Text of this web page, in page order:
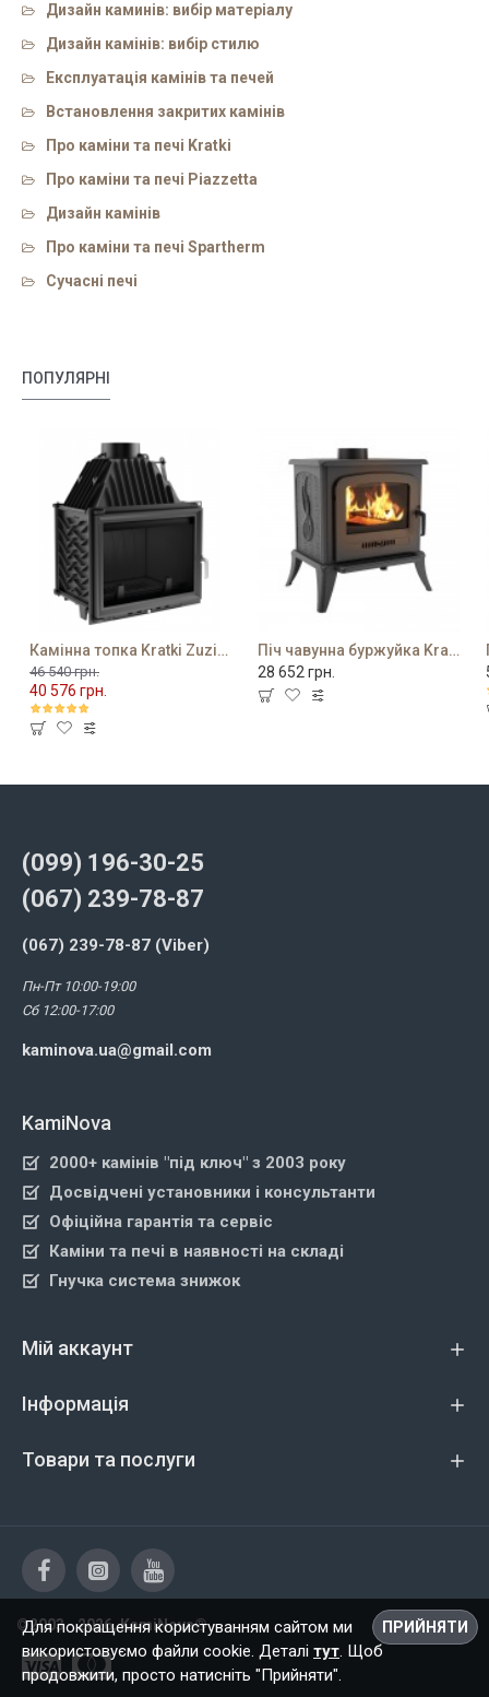
Дизайн каминів: вибір матеріалу
Дизайн камінів: вибір стилю
Експлуатація камінів та печей
Встановлення закритих камінів
Про каміни та печі Kratki
Про каміни та печі Piazzetta
Дизайн камінів
Про каміни та печі Spartherm
Сучасні печі
ПОПУЛЯРНІ
Камінна топка Kratki Zuzia 16 PF
40 576 грн.
46 540 грн.
Піч чавунна буржуйка Kratki K7
28 652 грн.
(099) 196-30-25
(067) 239-78-87
(067) 239-78-87 (Viber)
Пн-Пт 10:00-19:00
Сб 12:00-17:00
kaminova.ua@gmail.com
KamiNova
2000+ камінів "під ключ" з 2003 року
Досвідчені установники і консультанти
Офіційна гарантія та сервіс
Каміни та печі в наявності на складі
Гнучка система знижок
Мій аккаунт
Інформація
Товари та послуги
©2003 - 2026, KamiNova® ПРИЙНЯТИ
Для покращення користуванням сайтом ми
використовуємо файли cookie. Деталі тут. Щоб
продовжити, просто натисніть "Прийняти".